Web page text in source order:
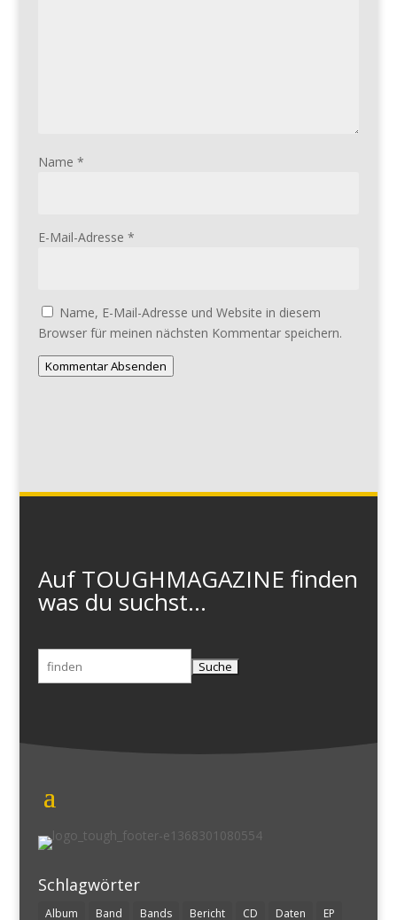
Name *
E-Mail-Adresse *
Name, E-Mail-Adresse und Website in diesem
Browser für meinen nächsten Kommentar speichern.
Kommentar Absenden
Auf TOUGHMAGAZINE finden
was du suchst...
Suchen
nach:
Schlagwörter
Album Band Bands Bericht CD Daten EP